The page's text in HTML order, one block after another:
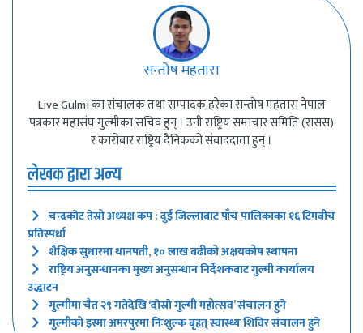
सन्तोष महतारा
Live Gulmi का संचालक तथा सम्पादक हरेका सन्तोष महतारा नेपाल
पत्रकार महासंघ गुल्मीका सचिव हुन् । उनी राष्ट्रिय समाचार समिति (रासस)
र कारोबार राष्ट्रिय दैनिकको संवाददाता हुन् ।
लेखक द्वारा अन्य
चन्द्रकाेट तेस्रो अध्यक्ष कप : दुई जिल्लाबाट पाँच पालिकाका १६ टिमबीच
प्रतिस्पर्धा
शैक्षिक सुधारमा थानपती, १० लाख बढीको अक्षयकोष स्थापना
राष्ट्रिय अनुसन्धानका मुख्य अनुसन्धान निर्देशकबाट गुल्मी कार्यालय
उद्धाटन
गुल्मीमा चैत २९ गतेदेखि ‘दाेस्राे गुल्मी महोत्सव’ संचालन हुने
गुल्मीको इस्मा अमरपुरमा निःशुल्क बृहत् स्वास्थ्य शिविर संचालन हुने